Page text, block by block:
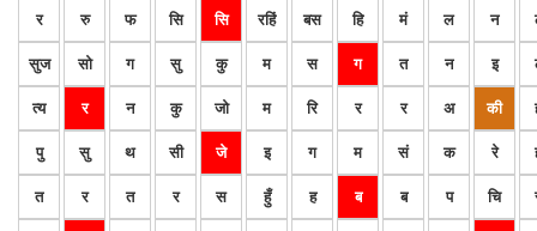
र रु फ सि सि रहिं बस हि मं ल न
सुज सो ग सु कु म स ग त न इ
त्य र न कु जो म रि र र अ की
पु सु थ सी जे इ ग म सं क रे
त र त र स हुँ ह ब ब प चि